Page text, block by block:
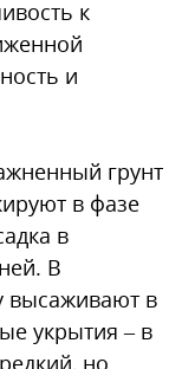
к
и
грунт
в фазе
в
В
высаживают в
укрытия – в
но